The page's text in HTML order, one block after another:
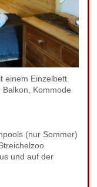
einem Einzelbett
Kommode
(nur Sommer)
und auf der